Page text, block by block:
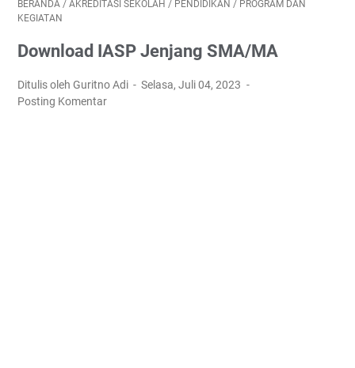
BERANDA / AKREDITASI SEKOLAH / PENDIDIKAN / PROGRAM DAN
KEGIATAN
Download IASP Jenjang SMA/MA
Ditulis oleh Guritno Adi
Selasa, Juli 04, 2023
Posting Komentar